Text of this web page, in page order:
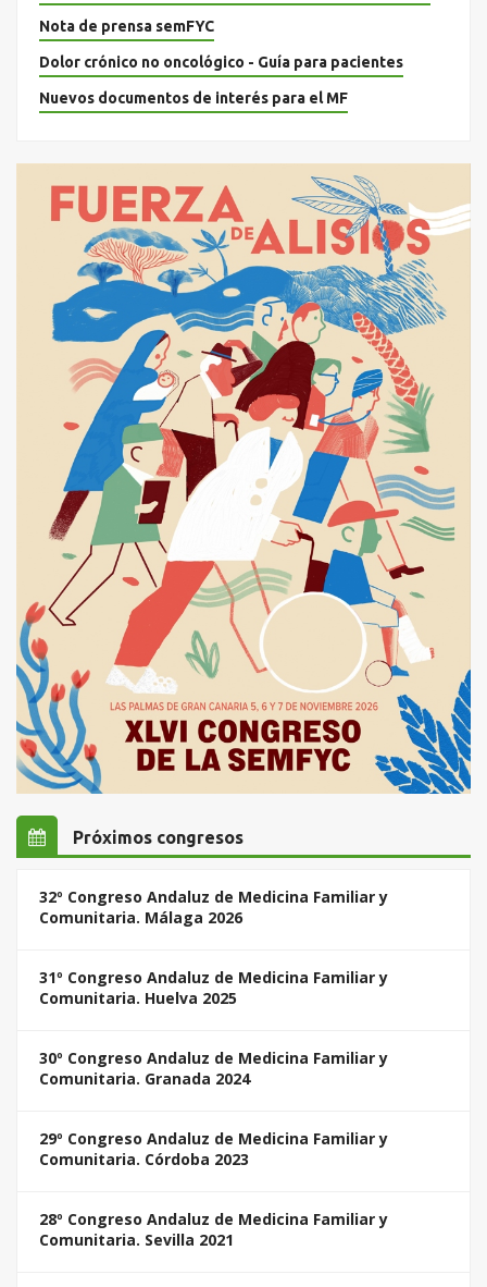
Nota de prensa semFYC
Dolor crónico no oncológico - Guía para pacientes
Nuevos documentos de interés para el MF
Próximos congresos
32º Congreso Andaluz de Medicina Familiar y
Comunitaria. Málaga 2026
31º Congreso Andaluz de Medicina Familiar y
Comunitaria. Huelva 2025
30º Congreso Andaluz de Medicina Familiar y
Comunitaria. Granada 2024
29º Congreso Andaluz de Medicina Familiar y
Comunitaria. Córdoba 2023
28º Congreso Andaluz de Medicina Familiar y
Comunitaria. Sevilla 2021